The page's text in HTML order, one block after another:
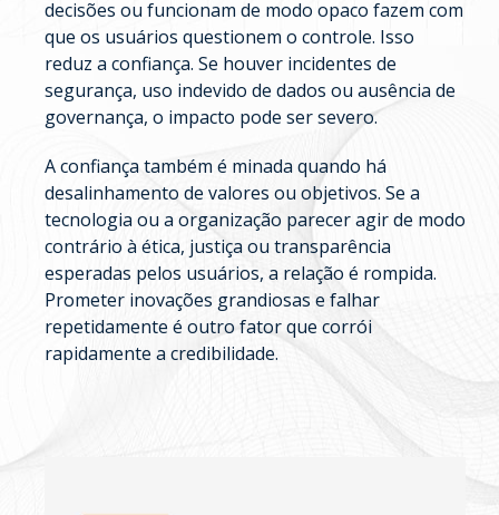
decisões ou funcionam de modo opaco fazem com
que os usuários questionem o controle. Isso
reduz a confiança. Se houver incidentes de
segurança, uso indevido de dados ou ausência de
governança, o impacto pode ser severo.
A confiança também é minada quando há
desalinhamento de valores ou objetivos. Se a
tecnologia ou a organização parecer agir de modo
contrário à ética, justiça ou transparência
esperadas pelos usuários, a relação é rompida.
Prometer inovações grandiosas e falhar
repetidamente é outro fator que corrói
rapidamente a credibilidade.